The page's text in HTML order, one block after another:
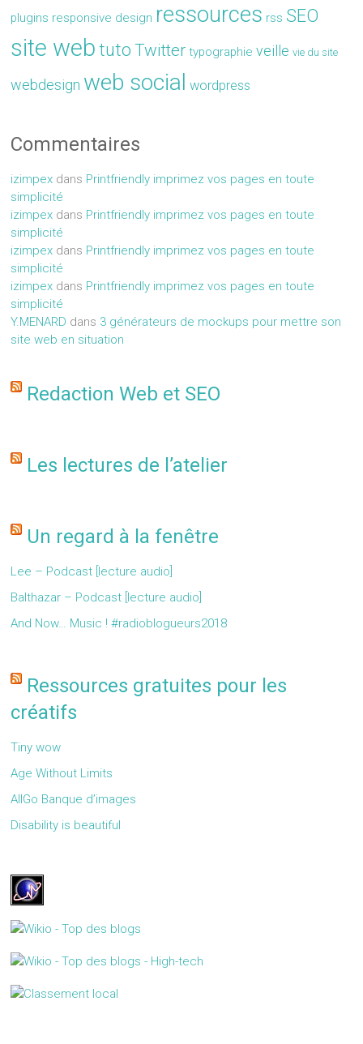
plugins responsive design ressources rss SEO
site web tuto Twitter typographie veille vie du site
webdesign web social wordpress
Commentaires
izimpex dans Printfriendly imprimez vos pages en toute
simplicité
izimpex dans Printfriendly imprimez vos pages en toute
simplicité
izimpex dans Printfriendly imprimez vos pages en toute
simplicité
izimpex dans Printfriendly imprimez vos pages en toute
simplicité
Y.MENARD dans 3 générateurs de mockups pour mettre son
site web en situation
Redaction Web et SEO
Les lectures de l’atelier
Un regard à la fenêtre
Lee – Podcast [lecture audio]
Balthazar – Podcast [lecture audio]
And Now… Music ! #radioblogueurs2018
Ressources gratuites pour les
créatifs
Tiny wow
Age Without Limits
AllGo Banque d’images
Disability is beautiful